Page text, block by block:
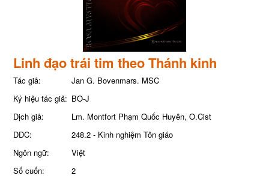
Linh đạo trái tim theo Thánh kinh
Tác giả:
Jan G. Bovenmars. MSC
Ký hiệu tác giả: BO-J
Dịch giả:
Lm. Montfort Phạm Quốc Huyên, O.Cist
DDC:
248.2 - Kinh nghiệm Tôn giáo
Ngôn ngữ:
Việt
Số cuốn:
2